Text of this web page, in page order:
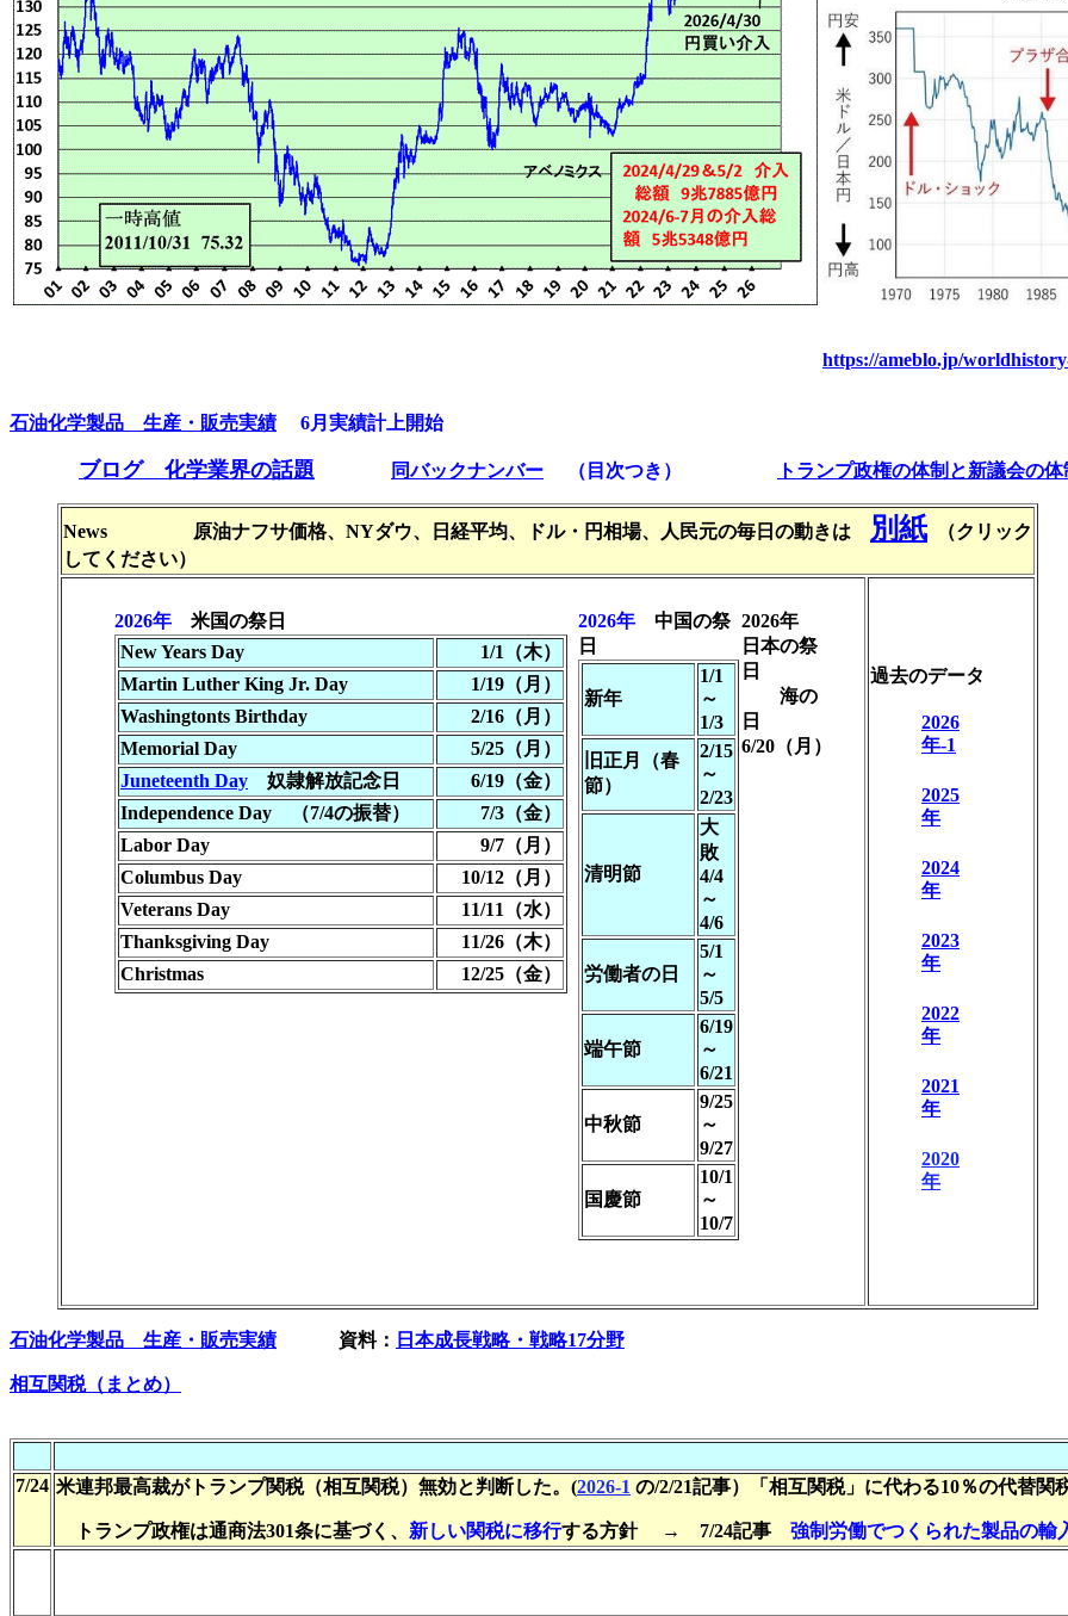
https://ameblo.jp/
石油化学製品 生産・販売実績 6月実績計上開始
ブログ 化学業界の話題 同バックナンバー （目次つき） トランプ政権の体制と新議会の体
News 原油ナフサ価格、NYダウ、日経平均、ドル・円相場、人民元の毎日の動きは 別紙 （クリック
してください）
2026年 米国の祭日
New Years Day
1/1（木）
Martin Luther King Jr. Day
1/19（月）
Washingtonts Birthday
2/16（月）
Memorial Day
5/25（月）
Juneteenth Day 奴隷解放記念日
6/19（金）
Independence Day （7/4の振替）
7/3（金）
Labor Day
9/7（月）
Columbus Day
10/12（月）
Veterans Day
11/11（水）
Thanksgiving Day
11/26（木）
Christmas
12/25（金）
2026年 中国の祭
日
新年
1/1
～
1/3
旧正月（春
節）
2/15
～
2/23
清明節
大
敗
4/4
～
4/6
労働者の日
5/1
～
5/5
端午節
6/19
～
6/21
中秋節
9/25
～
9/27
国慶節
10/1
～
10/7
2026年
日本の祭
日
海の
日
6/20（月）
過去のデータ
2026
年-1
2025
年
2024
年
2023
年
2022
年
2021
年
2020
年
石油化学製品 生産・販売実績 資料： 日本成長戦略・戦略17分野
相互関税（まとめ）
7/24 米連邦最高裁がトランプ関税（相互関税）無効と判断した。(2026-1 の/2/21記事）「相互関税」に代わる10％の代替
トランプ政権は通商法301条に基づく、 新しい関税に移行する方針 → 7/24記事 強制労働でつくられた製品の輸